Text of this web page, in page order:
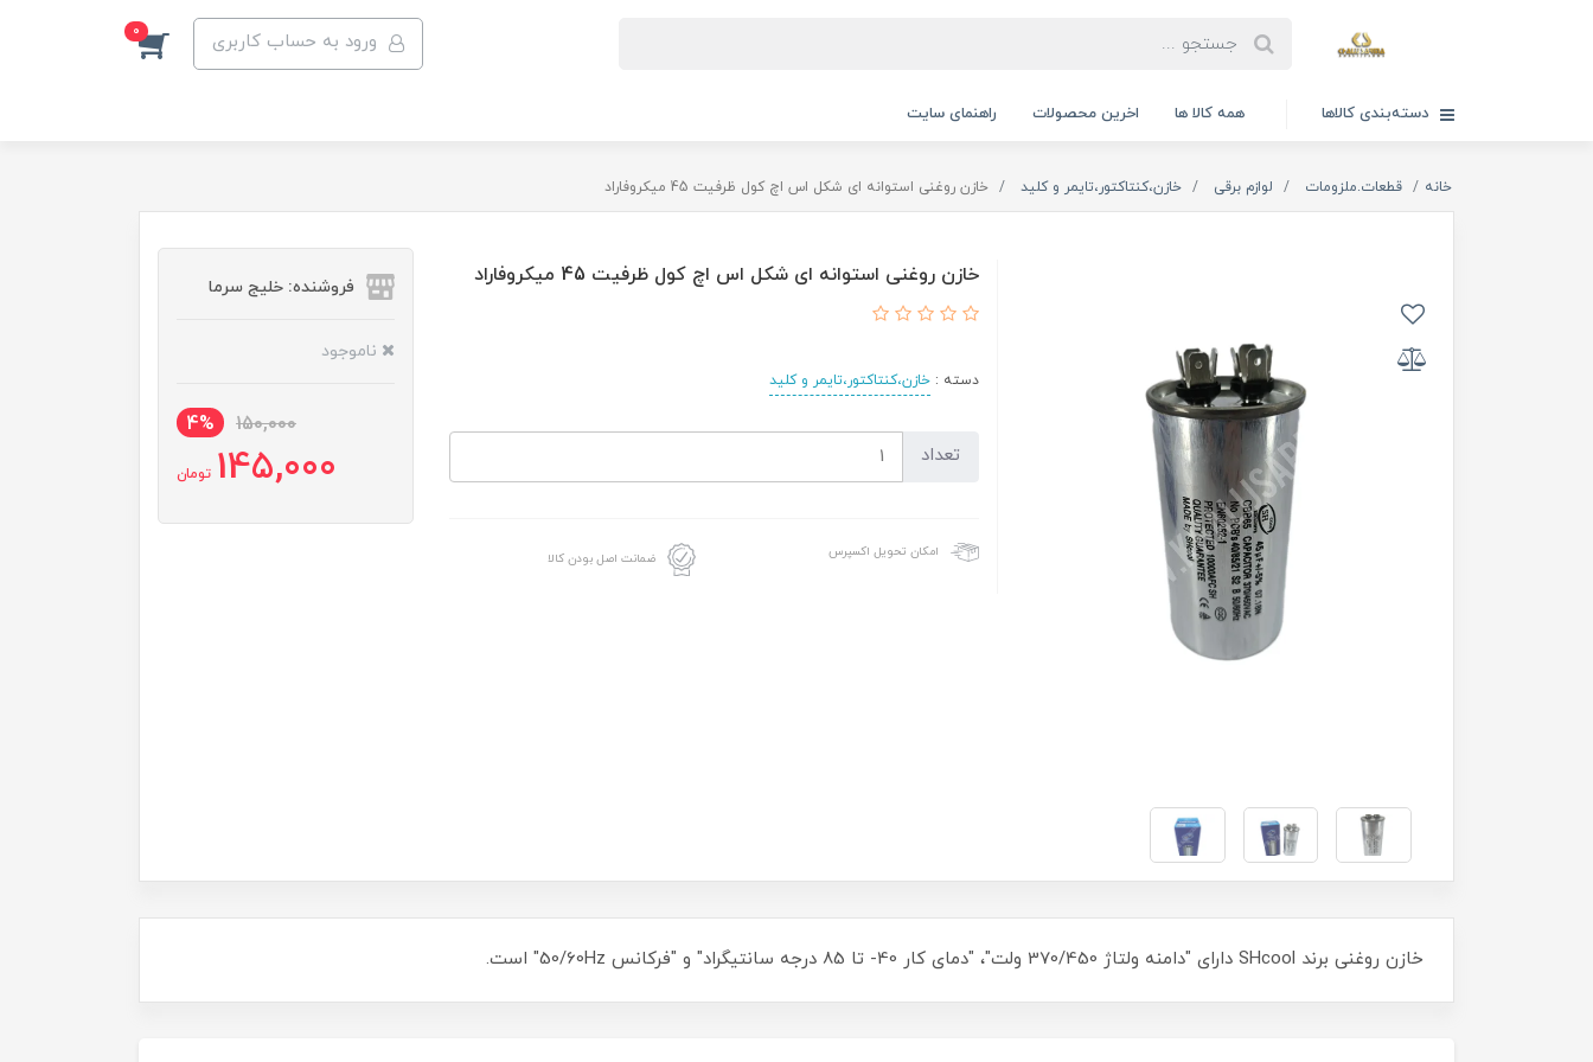
ورود به حساب کاربری 0
دسته‌بندی کالاها همه کالا ها اخرین محصولات راهنمای سایت
خانه قطعات.ملزومات لوازم برقی خازن،کنتاکتور،تایمر و کلید خازن روغنی استوانه‌ ای شکل اس اچ کول ظرفیت 45 میکروفاراد
خازن روغنی استوانه‌ ای شکل اس اچ کول ظرفیت 45 میکروفاراد
دسته :خازن،کنتاکتور،تایمر و کلید
تعداد
امکان تحویل اکسپرس ضمانت اصل بودن کالا
فروشنده: خلیج سرما
ناموجود
150,000
4%
145,000 تومان
خازن روغنی برند SHcool دارای "دامنه ولتاژ 370/450 ولت"، "دمای کار 40- تا 85 درجه سانتیگراد" و "فرکانس 50/60Hz" است.